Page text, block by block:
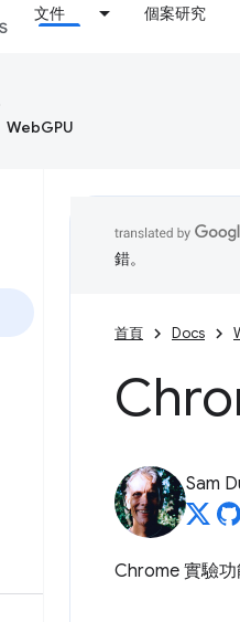
文件 個案研究
WebGPU
錯。
首頁 Docs
Sam
Chrome 實驗